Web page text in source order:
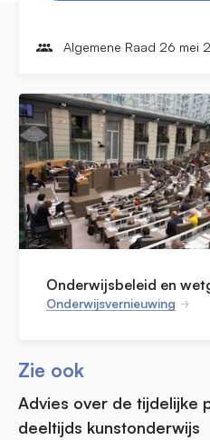
Algemene Raad 26 mei
Onderwijsbeleid en
Onderwijsvernieuwing
Zie ook
Advies over de tijdelijke
deeltijds kunstonderwijs